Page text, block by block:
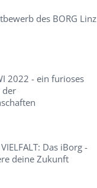
des BORG Linz
2022 - ein furioses
der
Das iBorg -
deine Zukunft